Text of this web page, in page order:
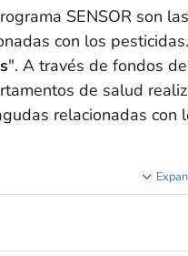
SENSOR son las
con los pesticidas.
". A través de fondos de
de salud
relacionadas con